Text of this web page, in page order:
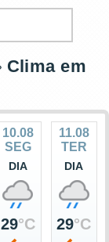
Clima em
10.08
SEG
DIA
29°C
11.08
TER
DIA
29°C